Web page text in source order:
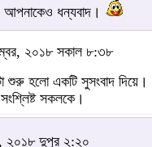
আপনাকেও ধন্যবাদ।
২০১৮ সকাল ৮:৩৮
শুরু হলো একটি সুসংবাদ
সকলকে।
২০১৮ দুপুর ২:২০